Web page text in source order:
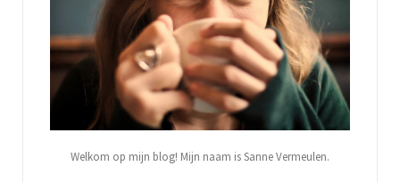
Welkom op mijn blog! Mijn naam is Sanne Vermeulen.